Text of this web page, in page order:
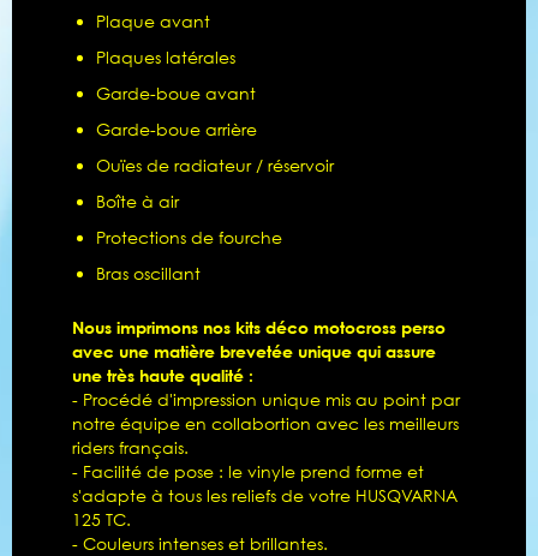
Plaque avant
Plaques latérales
Garde-boue avant
Garde-boue arrière
Ouïes de radiateur / réservoir
Boîte à air
Protections de fourche
Bras oscillant
Nous imprimons nos kits déco motocross perso
avec une matière brevetée unique qui assure
une très haute qualité :
- Procédé d'impression unique mis au point par
notre équipe en collabortion avec les meilleurs
riders français.
- Facilité de pose : le vinyle prend forme et
s'adapte à tous les reliefs de votre HUSQVARNA
125 TC.
- Couleurs intenses et brillantes.